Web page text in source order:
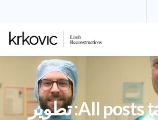
All posts tagged: تطوير